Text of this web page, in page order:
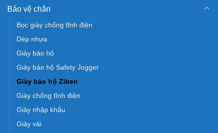
Bảo vệ chân
Bọc giày chống tĩnh điện
Dép nhựa
Giày bảo hộ
Giày bảo hộ Safety Jogger
Giày bảo hộ Ziben
Giày chống tĩnh điện
Giày nhập khẩu
Giày vải